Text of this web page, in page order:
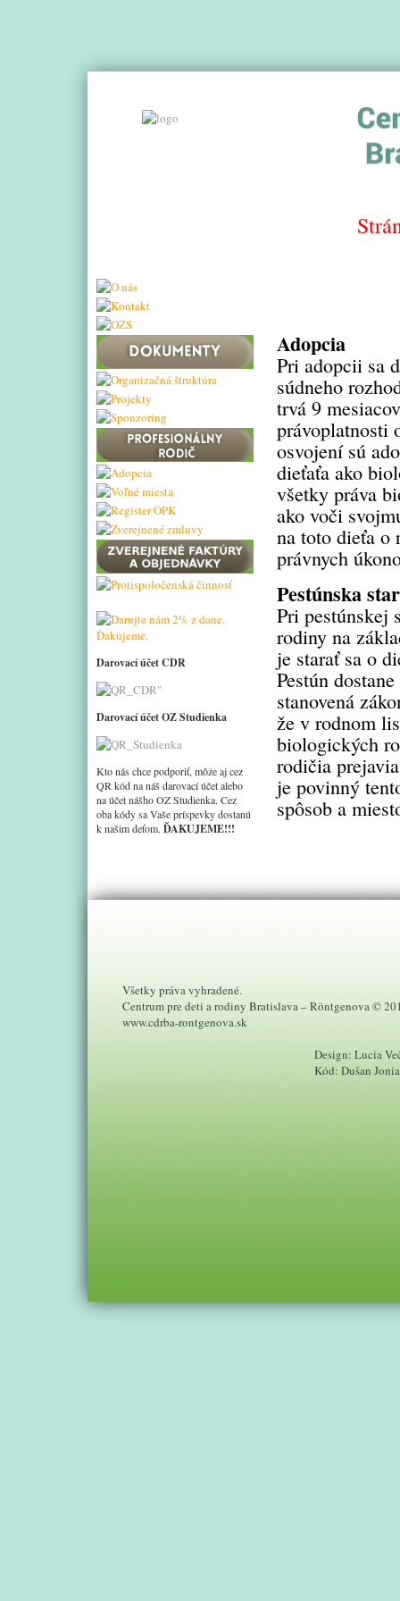
Darovací účet CDR
Darovací účet OZ Studienka
Kto nás chce podporiť, môže aj cez
QR kód na náš darovací účet alebo
na účet nášho OZ Studienka. Cez
oba kódy sa Vaše príspevky dostanú
k našim deťom. ĎAKUJEME!!!
Adopcia
Pri adopcii sa
súdneho
trvá 9
právoplatnosti
osvojení sú
dieťaťa ako
všetky práva
ako voči
na toto dieťa o
právnych
Pestúnska
Pri pestúnskej
rodiny na
je starať sa o
Pestún
stanovená
že v rodnom
biologických
rodičia
je povinný
spôsob a
Všetky práva vyhradené.
Centrum pre deti a rodiny Bratislava – Röntgenova ©
www.cdrba-rontgenova.sk
Design: Lucia
Kód: Dušan